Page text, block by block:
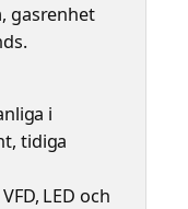
gasrenhet
i
tidiga
LED och